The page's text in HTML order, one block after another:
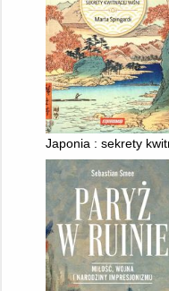
Japonia : sekrety